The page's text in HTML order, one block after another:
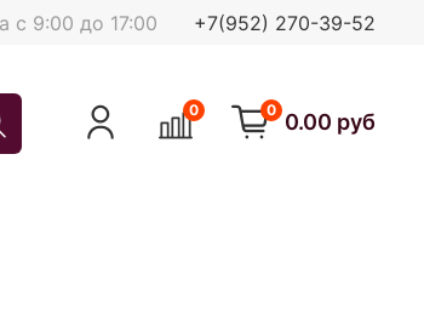
с 9:00 до 17:00 +7(952) 270-39-52
0 0 0.00 руб